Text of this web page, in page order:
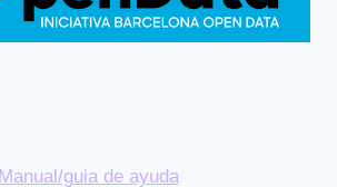
Manual/guia de ayuda